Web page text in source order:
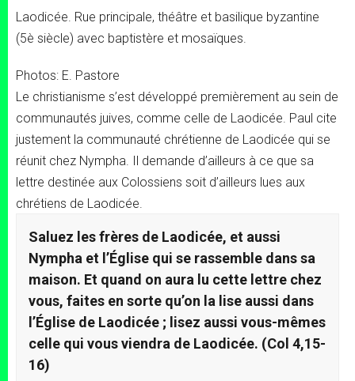
Laodicée. Rue principale, théâtre et basilique byzantine
(5è siècle) avec baptistère et mosaïques.
Photos: E. Pastore
Le christianisme s’est développé premièrement au sein de
communautés juives, comme celle de Laodicée. Paul cite
justement la communauté chrétienne de Laodicée qui se
réunit chez Nympha. Il demande d’ailleurs à ce que sa
lettre destinée aux Colossiens soit d’ailleurs lues aux
chrétiens de Laodicée.
Saluez les frères de Laodicée, et aussi
Nympha et l’Église qui se rassemble dans sa
maison. Et quand on aura lu cette lettre chez
vous, faites en sorte qu’on la lise aussi dans
l’Église de Laodicée ; lisez aussi vous-mêmes
celle qui vous viendra de Laodicée. (Col 4,15-
16)